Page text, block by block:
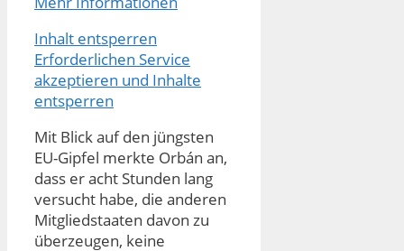
Inhalt entsperren
Erforderlichen Service
akzeptieren und Inhalte
entsperren
Mit Blick auf den jüngsten
EU-Gipfel merkte Orbán an,
dass er acht Stunden lang
versucht habe, die anderen
Mitgliedstaaten davon zu
überzeugen, keine